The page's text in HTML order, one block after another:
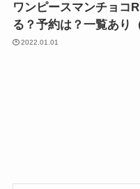
ワンピースマンチョコ
る？予約は？一覧あり
2022.01.01